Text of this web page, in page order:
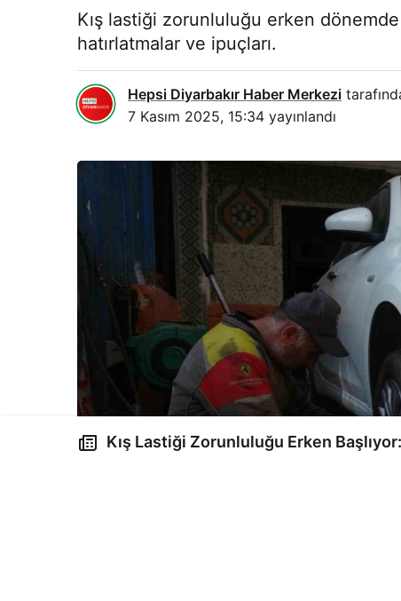
Kış lastiği zorunluluğu erken
hatırlatmalar ve ipuçları.
Hepsi Diyarbakır Haber Merkezi
7 Kasım 2025, 15:34 yayınlandı